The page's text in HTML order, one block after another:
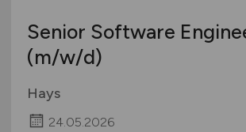
Senior Software
(m/w/d)
Hays
24.05.2026